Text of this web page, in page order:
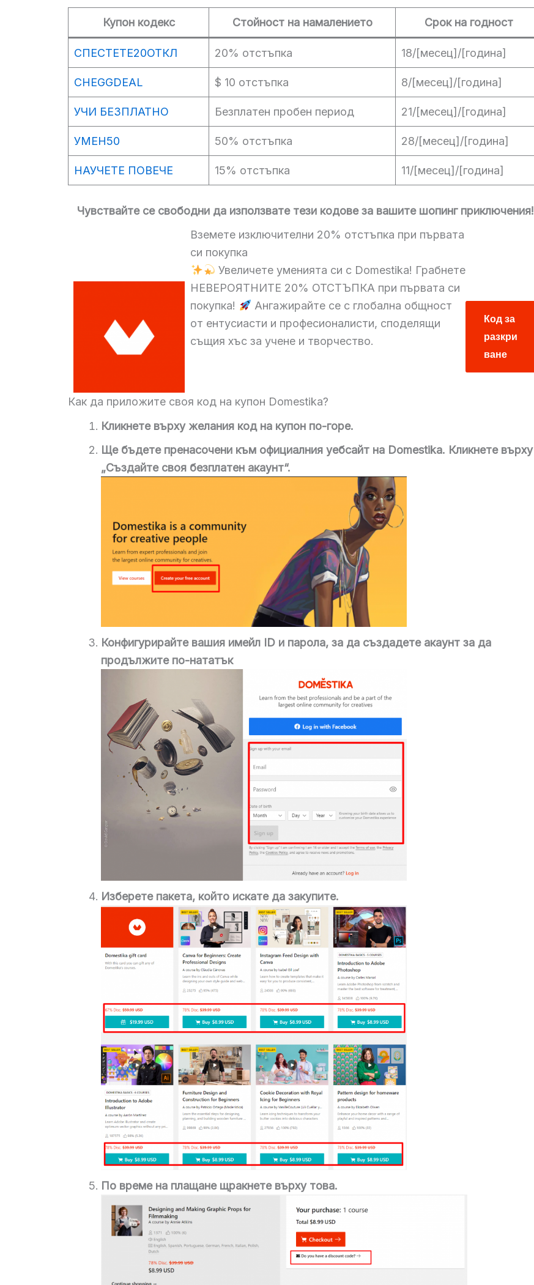
Купон кодекс Стойност на намалението Срок на годност
СПЕСТЕТЕ20ОТКЛ 20% отстъпка 18/[месец]/[година]
CHEGGDEAL $ 10 отстъпка 8/[месец]/[година]
УЧИ БЕЗПЛАТНО Безплатен пробен период 21/[месец]/[година]
УМЕН50 50% отстъпка 28/[месец]/[година]
НАУЧЕТЕ ПОВЕЧЕ 15% отстъпка 11/[месец]/[година]
Чувствайте се свободни да използвате тези кодове за вашите шопинг приключения!
Вземете изключителни 20% отстъпка при първата
си покупка
Увеличете уменията си с Domestika! Грабнете
НЕВЕРОЯТНИТЕ 20% ОТСТЪПКА при първата си
покупка!
Ангажирайте се с глобална общност
от ентусиасти и професионалисти, споделящи
същия хъс за учене и творчество.
Код за
разкри
ване
Как да приложите своя код на купон Domestika?
Кликнете върху желания код на купон по-горе.
Ще бъдете пренасочени към официалния уебсайт на Domestika. Кликнете върху
„Създайте своя безплатен акаунт“.
Конфигурирайте вашия имейл ID и парола, за да създадете акаунт за да
продължите по-нататък
Изберете пакета, който искате да закупите.
По време на плащане щракнете върху това.